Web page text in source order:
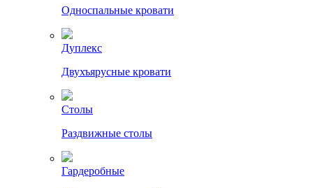
Односпальные кровати
Дуплекс
Двухъярусные кровати
Столы
Раздвижные столы
Гардеробные